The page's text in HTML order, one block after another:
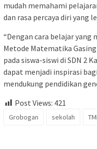
mudah memahami
dan rasa percaya diri yang
“Dengan cara belajar yang
Metode Matematika
pada siswa-siswi di SDN 2
dapat menjadi inspirasi
mendukung pendidikan
Post Views: 421
Grobogan sekolah